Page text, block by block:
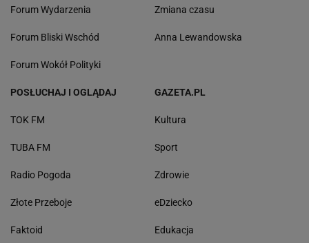
Forum Wydarzenia
Forum Bliski Wschód
Forum Wokół Polityki
Zmiana czasu
Anna Lewandowska
POSŁUCHAJ I OGLĄDAJ
TOK FM
TUBA FM
Radio Pogoda
Złote Przeboje
Faktoid
GAZETA.PL
Kultura
Sport
Zdrowie
eDziecko
Edukacja